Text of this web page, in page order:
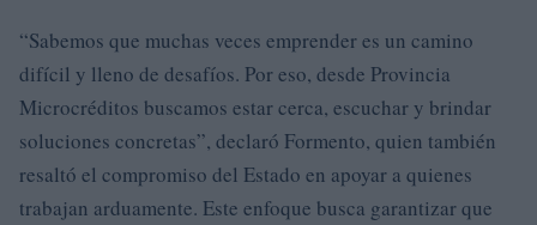
“Sabemos que muchas veces emprender es un camino
difícil y lleno de desafíos. Por eso, desde Provincia
Microcréditos buscamos estar cerca, escuchar y brindar
soluciones concretas”, declaró Formento, quien también
resaltó el compromiso del Estado en apoyar a quienes
trabajan arduamente. Este enfoque busca garantizar que